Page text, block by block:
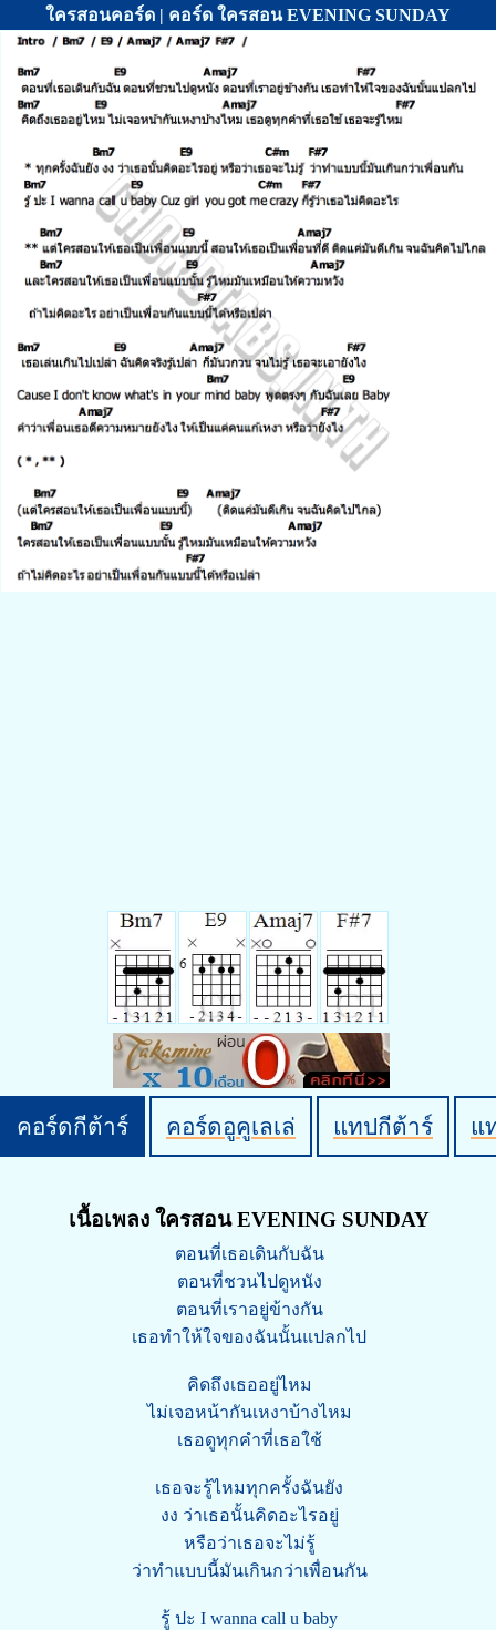
ใครสอนคอร์ด | คอร์ด ใครสอน EVENING SUNDAY
คอร์ดกีต้าร์ คอร์ดอูคูเลเล่ แทปกีต้าร์ แ
เนื้อเพลง ใครสอน EVENING SUNDAY
ตอนที่เธอเดินกับฉัน
ตอนที่ชวนไปดูหนัง
ตอนที่เราอยู่ข้างกัน
เธอทำให้ใจของฉันนั้นแปลกไป
คิดถึงเธออยู่ไหม
ไม่เจอหน้ากันเหงาบ้างไหม
เธอดูทุกคำที่เธอใช้
เธอจะรู้ไหมทุกครั้งฉันยัง
งง ว่าเธอนั้นคิดอะไรอยู่
หรือว่าเธอจะไม่รู้
ว่าทำแบบนี้มันเกินกว่าเพื่อนกัน
รู้ ปะ I wanna call u baby